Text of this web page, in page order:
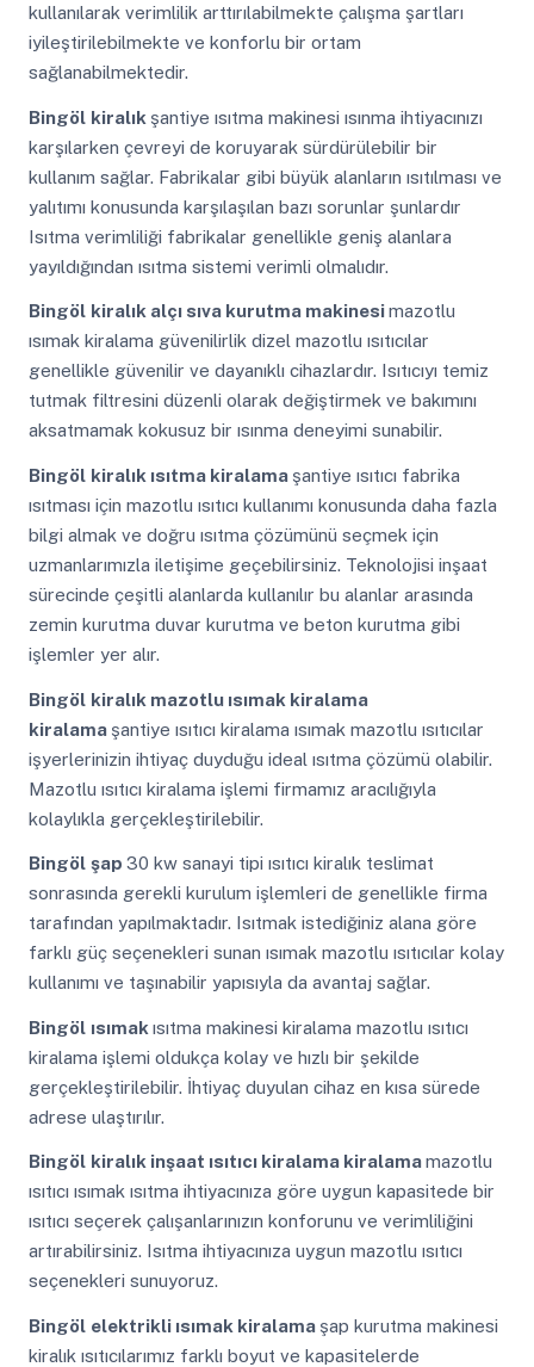
kullanılarak verimlilik arttırılabilmekte çalışma şartları
iyileştirilebilmekte ve konforlu bir ortam
sağlanabilmektedir.
Bingöl kiralık şantiye ısıtma makinesi ısınma ihtiyacınızı
karşılarken çevreyi de koruyarak sürdürülebilir bir
kullanım sağlar. Fabrikalar gibi büyük alanların ısıtılması ve
yalıtımı konusunda karşılaşılan bazı sorunlar şunlardır
Isıtma verimliliği fabrikalar genellikle geniş alanlara
yayıldığından ısıtma sistemi verimli olmalıdır.
Bingöl kiralık alçı sıva kurutma makinesimazotlu
ısımak kiralama güvenilirlik dizel mazotlu ısıtıcılar
genellikle güvenilir ve dayanıklı cihazlardır. Isıtıcıyı temiz
tutmak filtresini düzenli olarak değiştirmek ve bakımını
aksatmamak kokusuz bir ısınma deneyimi sunabilir.
Bingöl kiralık ısıtma kiralama şantiye ısıtıcı fabrika
ısıtması için mazotlu ısıtıcı kullanımı konusunda daha fazla
bilgi almak ve doğru ısıtma çözümünü seçmek için
uzmanlarımızla iletişime geçebilirsiniz. Teknolojisi inşaat
sürecinde çeşitli alanlarda kullanılır bu alanlar arasında
zemin kurutma duvar kurutma ve beton kurutma gibi
işlemler yer alır.
Bingöl kiralık mazotlu ısımak kiralama
kiralama şantiye ısıtıcı kiralama ısımak mazotlu ısıtıcılar
işyerlerinizin ihtiyaç duyduğu ideal ısıtma çözümü olabilir.
Mazotlu ısıtıcı kiralama işlemi firmamız aracılığıyla
kolaylıkla gerçekleştirilebilir.
Bingöl şap 30 kw sanayi tipi ısıtıcı kiralık teslimat
sonrasında gerekli kurulum işlemleri de genellikle firma
tarafından yapılmaktadır. Isıtmak istediğiniz alana göre
farklı güç seçenekleri sunan ısımak mazotlu ısıtıcılar kolay
kullanımı ve taşınabilir yapısıyla da avantaj sağlar.
Bingöl ısımak ısıtma makinesi kiralama mazotlu ısıtıcı
kiralama işlemi oldukça kolay ve hızlı bir şekilde
gerçekleştirilebilir. İhtiyaç duyulan cihaz en kısa sürede
adrese ulaştırılır.
Bingöl kiralık inşaat ısıtıcı kiralama kiralamamazotlu
ısıtıcı ısımak ısıtma ihtiyacınıza göre uygun kapasitede bir
ısıtıcı seçerek çalışanlarınızın konforunu ve verimliliğini
artırabilirsiniz. Isıtma ihtiyacınıza uygun mazotlu ısıtıcı
seçenekleri sunuyoruz.
Bingöl elektrikli ısımak kiralama şap kurutma makinesi
kiralık ısıtıcılarımız farklı boyut ve kapasitelerde